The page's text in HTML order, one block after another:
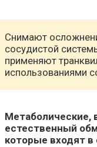
Снимают
сосудистой
применяют
использованиями
Метаболические,
естественный
которые входят в